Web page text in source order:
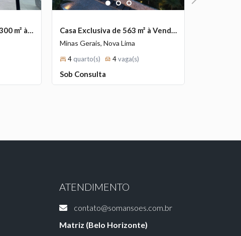
Casa de Alto Padrão de 300 m² à Venda com 1 Suíte e Espaço Gourmet no Ville Des Lacs, Nova Lima - MG
1 2 3
Casa Exclusiva de 563 m² à Venda com 4 Suítes e Piscina Aquecida no Vale dos Cristais, Nova Lima - MG
Minas Gerais, Nova Lima
4 quarto(s) 4vaga(s)
Sob Consulta
ATENDIMENTO
contato@somansoes.com.br
Matriz (Belo Horizonte)